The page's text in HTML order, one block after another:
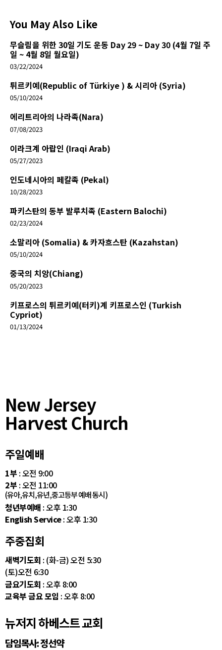
You May Also Like
무슬림을 위한 30일 기도 운동 Day 29 ~ Day 30 (4월 7일 주
일 ~ 4월 8일 월요일)
03/22/2024
튀르키예(Republic of Türkiye ) & 시리아 (Syria)
05/10/2024
에리트리아의 나라족(Nara)
07/08/2023
이라크계 아랍인 (Iraqi Arab)
05/27/2023
인도네시아의 페칼족 (Pekal)
10/28/2023
파키스탄의 동부 발루치족 (Eastern Balochi)
02/23/2024
소말리아 (Somalia) & 카자흐스탄 (Kazahstan)
05/10/2024
중국의 치앙(Chiang)
05/20/2023
키프로스의 튀르키예(터키)계 키프로스인 (Turkish
Cypriot)
01/13/2024
New Jersey
Harvest Church
주일예배
1부 : 오전 9:00
2부 : 오전 11:00
(유아,유치,유년,중고등부 예배 동시)
청년부예배 : 오후 1:30
English Service: 오후 1:30
주중집회
새벽기도회 : (화-금) 오전 5:30
(토)오전 6:30
금요기도회 : 오후 8:00
교육부 금요 모임 : 오후 8:00
뉴저지 하베스트 교회
담임목사: 정선약